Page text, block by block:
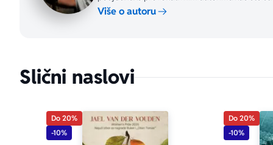
New York
prikazuje
Više o autoru
Slični naslovi
Do 20%
-10%
Do 20%
-10%